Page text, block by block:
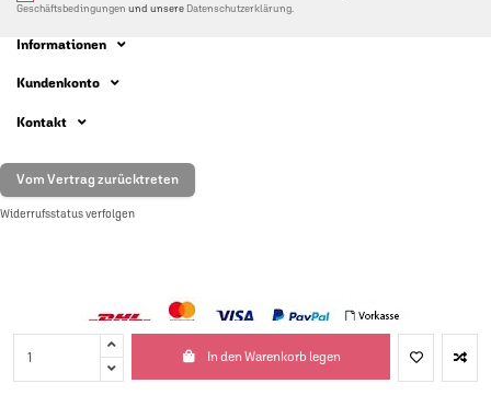
In den Warenkorb legen
Geschäftsbedingungen und unsere Datenschutzerklärung.
Informationen
Kundenkonto
Kontakt
Vom Vertrag zurücktreten
Widerrufsstatus verfolgen
Impressum| © BioLotta – Gewürze 2026